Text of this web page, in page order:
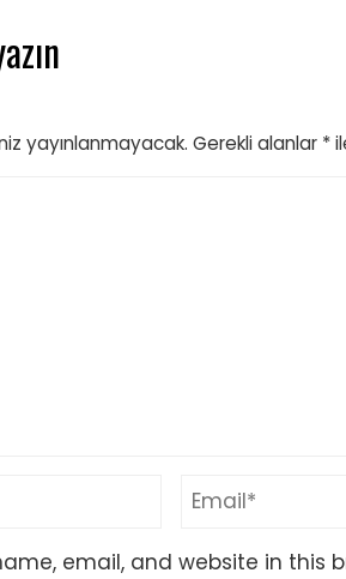
yayınlanmayacak. Gerekli alanlar *
email, and website in this